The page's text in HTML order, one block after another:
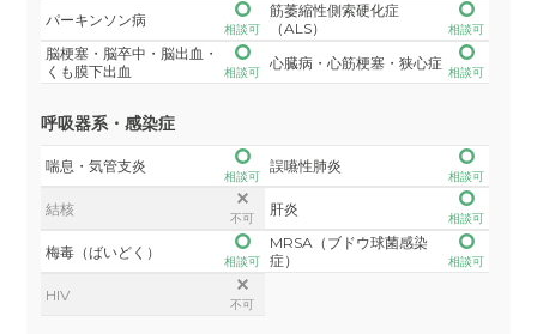
パーキンソン病
相談可
筋萎縮性側索硬化症
（ALS）
相談可
脳梗塞・脳卒中・脳出血・
くも膜下出血
相談可
心臓病・心筋梗塞・狭心症
相談可
呼吸器系・感染症
喘息・気管支炎
相談可
誤嚥性肺炎
相談可
結核
不可
肝炎
相談可
梅毒（ばいどく）
相談可
MRSA（ブドウ球菌感染
症）
相談可
HIV
不可